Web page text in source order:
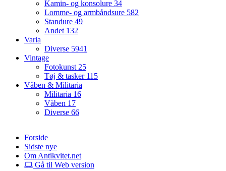
Kamin- og konsolure 34
Lomme- og armbåndsure 582
Standure 49
Andet 132
Varia
Diverse 5941
Vintage
Fotokunst25
Tøj & tasker 115
Våben & Militaria
Militaria 16
Våben 17
Diverse 66
Forside
Sidste nye
Om Antikvitet.net
Gå til Web version